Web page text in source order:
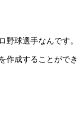
野球選手なんです。
作成することができ